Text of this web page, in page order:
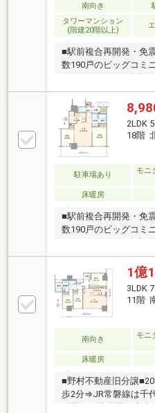
南向き
タワーマンション
(階建20階以上)
■駅前複合再開発・免
数190戸のビッグコミ
ラウド」シリーズ■
施工：戸田建設株式
■2021年6月竣工・〈
クな内廊下設計■専有
ステム収納＋WIC■ペ
2LDK
18階
駐車場あり
モニ
床暖房
■駅前複合再開発・免
数190戸のビッグコミ
ラウド」シリーズ■
施工：戸田建設株式
■2021年6月竣工・〈
クな内廊下設計■専有
居室バルコニーに面す
納あり＋シューズイン
野村の仲介＋あんし
き場あり（24時間利
1億
3LDK
11階
南向き
モニ
床暖房
■野村不動産旧分譲
歩2分⇒JR常磐線は千
町駅、日比谷駅、表